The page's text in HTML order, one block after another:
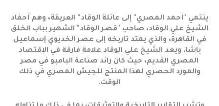
ينتمي "أحمد المصري" إلى عائلة الوقاد" العريقة، وهم أحفاد
الشيخ علي الوقاد، صاحب "قصر الوقاد" الشهير بباب الخلق
في القاهرة، والذي يمتد تاريخه إلى عصر الخديوي إسماعيل
باشا. ويعد الشيخ علي الوقاد علامة فارقة في الاقتصاد
المصري القديم، حيث كان رائد صناعة البامبو في مصر
والمورد الحصري لهذا المنتج للجيش المصري في ذلك
الوقت.